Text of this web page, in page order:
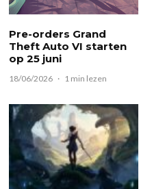
Pre-orders Grand
Theft Auto VI starten
op 25 juni
18/06/2026 · 1 min lezen